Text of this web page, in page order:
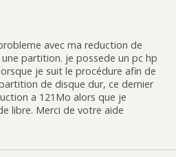
avec ma reduction de
partition. je possede un pc hp
je suit le procédure afin de
de disque dur, ce dernier
a 121Mo alors que je
libre. Merci de votre aide